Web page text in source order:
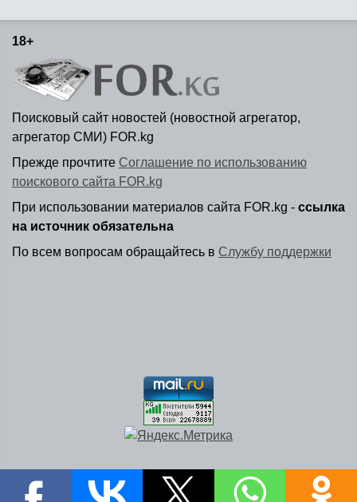
18+
Поисковый сайт новостей (новостной агрегатор,
агрегатор СМИ) FOR.kg
Прежде прочтите Соглашение по использованию
поискового сайта FOR.kg
При использовании материалов сайта FOR.kg - ссылка
на источник обязательна
По всем вопросам обращайтесь в Службу поддержки